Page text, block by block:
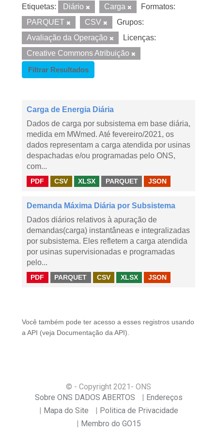
Etiquetas: Diário Carga
Formatos:
PARQUET
CSV
Grupos:
Avaliação da Operação
Licenças:
Creative Commons Atribuição
Filtrar Resultados
Carga de Energia Diária
Dados de carga por subsistema em base diária,
medida em MWmed. Até fevereiro/2021, os
dados representam a carga atendida por usinas
despachadas e/ou programadas pelo ONS,
com...
PDF CSV XLSX PARQUET JSON
Demanda Máxima Diária por Subsistema
Dados diários relativos à apuração de
demandas(carga) instantâneas e integralizadas
por subsistema. Eles refletem a carga atendida
por usinas supervisionadas e programadas
pelo...
PDF PARQUET CSV XLSX JSON
Você também pode ter acesso a esses registros usando
a API (veja Documentação da API ).
© - Copyright 2021 - ONS
Sobre ONS DADOS ABERTOS
Endereços
Mapa do Site
Politica de Privacidade
Membro do GO15